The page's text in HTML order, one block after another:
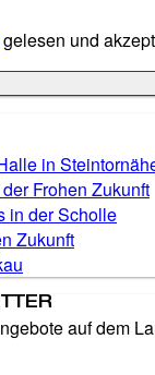
gelesen und
in
Frohen Zukunft
in der Scholle
Zukunft
auf dem